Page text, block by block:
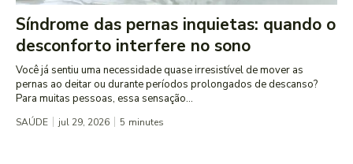
Síndrome das pernas inquietas: quando o
desconforto interfere no sono
Você já sentiu uma necessidade quase irresistível de mover as
pernas ao deitar ou durante períodos prolongados de descanso?
Para muitas pessoas, essa sensação...
SAÚDE jul 29, 2026 5 minutes